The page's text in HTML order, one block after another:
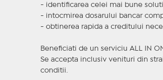
- identificarea celei mai bune
- intocmirea dosarului bancar
- obtinerea rapida a creditului
Beneficiati de un serviciu ALL IN
Se accepta inclusiv venituri din
conditii.